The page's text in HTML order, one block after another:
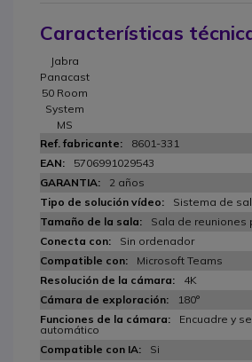
Características
Jabra
Panacast
50 Room
System
MS
8601-331
5706991029543
2 años
Sistema de
Sala de reuniones
Sin ordenador
Microsoft Teams
4K
180°
Encuadre y
automático
Si